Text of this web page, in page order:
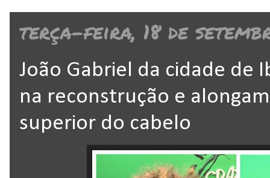
terça-feira, 18 de
João Gabriel da cidade de
na reconstrução e
superior do cabelo